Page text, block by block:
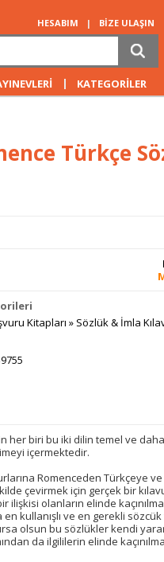
HESABIM | BİZE ULAŞIN
| KATEGORİLER
Türkçe
Kitapları » Sözlük & İmla
her biri bu iki dilin temel ve
içermektedir.
Romenceden Türkçeye
çevirmek için gerçek bir
ilişkisi olanların elinde
kullanışlı ve en gerekli
olsun bu sözlükler kendi
da ilgililerin elinde